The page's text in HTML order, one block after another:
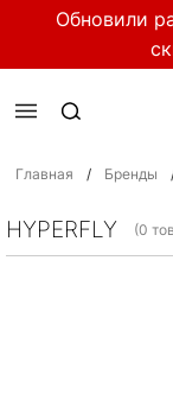
Обновили
Главная / Бренды
HYPERFLY (0